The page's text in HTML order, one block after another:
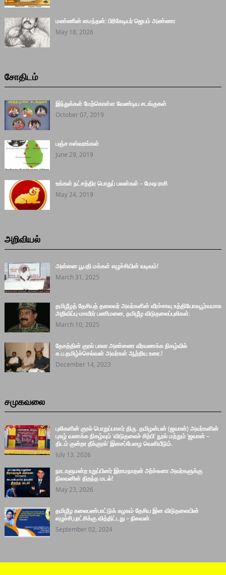
மண்ணின் மைந்தன்: பிரிகேடியர் ஜெயம் அண்ணா
May 18, 2026
சோதிடம்
இந்துக்கள் மேற்கொள்ள வேண்டிய சடங்குகள்
October 07, 2019
பஞ்ச ஈஸ்வரங்கள்
June 29, 2019
உங்கள் நட்சத்திர பொதுப் பலன்கள் – மேஷ ராசி
May 24, 2019
அறிவியல்
அன்னை பூபதி மக்கள் எழுச்சியின் வடிவம்!
March 31, 2025
தமிழீழத் தேசியத் தலைவர் அவர்களின் வீரச்சாவு உத்தியோகபூர்வமாக
அறிவிப்பு-மாவீரர் பணிமனை, தமிழீழ விடுதலைப்புலிகள்.
March 10, 2025
தேசத்தின் குரல் பாலா அண்ணை வீரவணக்க நிகழ்வில்
சு.ப.தமிழ்ச்செல்வன் அவர்கள் ஆற்றிய உரை.!
December 14, 2023
சமுகவலை
புலிகளின் குரல் பொறுப்பாளர் திரு. தமிழன்பன் (ஜவான்) அவர்களின்
புகழ் வணக்க நிகழ்வும் ‘விடுதலைச் சிற்பி’ நூல் மற்றும் ‘ஜவான் –
திடம் குன்றா தீக்குரல்’ இசைப்பேழை வெளியீடும்.
July 13, 2026
நாடாளுமன்ற உறுப்பினர் இராமநாதன் அர்ச்சுனா அவர்களுக்கு
நிலவனின் திறந்த மடல்!
May 23, 2026
தமிழீழ கலைபண்பாட்டுக் கழகம் தேசிய இன விடுதலையின்
எழுச்சி,புரட்சிக்கு வித்திட்டது – நிலவன்.
September 02, 2024